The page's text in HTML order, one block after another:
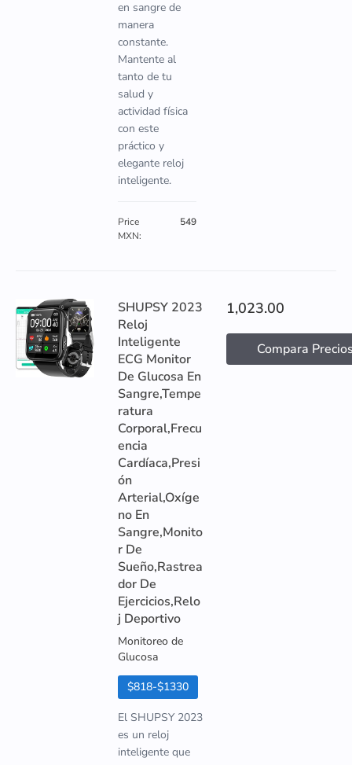
en sangre de
manera
constante.
Mantente al
tanto de tu
salud y
actividad física
con este
práctico y
elegante reloj
inteligente.
Price
MXN:
549
SHUPSY 2023
Reloj
Inteligente
ECG Monitor
De Glucosa En
Sangre,Tempe
ratura
Corporal,Frecu
encia
Cardíaca,Presi
ón
Arterial,Oxíge
no En
Sangre,Monito
r De
Sueño,Rastrea
dor De
Ejercicios,Relo
j Deportivo
Monitoreo de
Glucosa
$818-$1330
El SHUPSY 2023
es un reloj
inteligente que
1,023.00
Compara